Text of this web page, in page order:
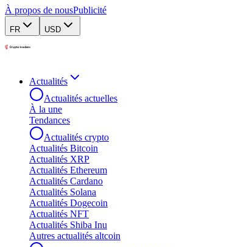
À propos de nousPublicité
FR USD
Actualités
Actualités actuelles
À la une
Tendances
Actualités crypto
Actualités Bitcoin
Actualités XRP
Actualités Ethereum
Actualités Cardano
Actualités Solana
Actualités Dogecoin
Actualités NFT
Actualités Shiba Inu
Autres actualités altcoin